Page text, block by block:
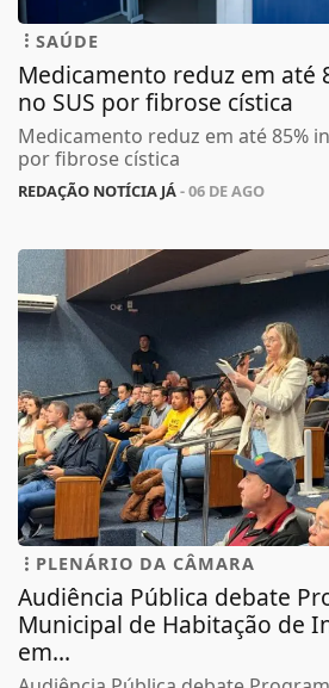
SAÚDE
Medicamento reduz em até
no SUS por fibrose cística
Medicamento reduz em até 85%
por fibrose cística
REDAÇÃO NOTÍCIA JÁ- 06 DE AGO
PLENÁRIO DA CÂMARA
Audiência Pública debate
Municipal de Habitação de
em...